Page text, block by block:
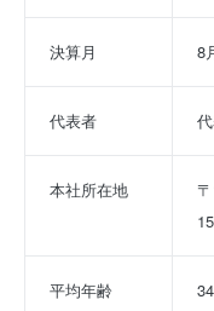
決算月 8
代表者
本社所在地
平均年齢